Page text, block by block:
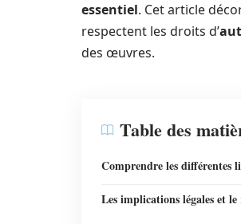
essentiel. Cet article
respectent les droits d’
des œuvres.
Table des
Comprendre les différentes
Les implications légales et